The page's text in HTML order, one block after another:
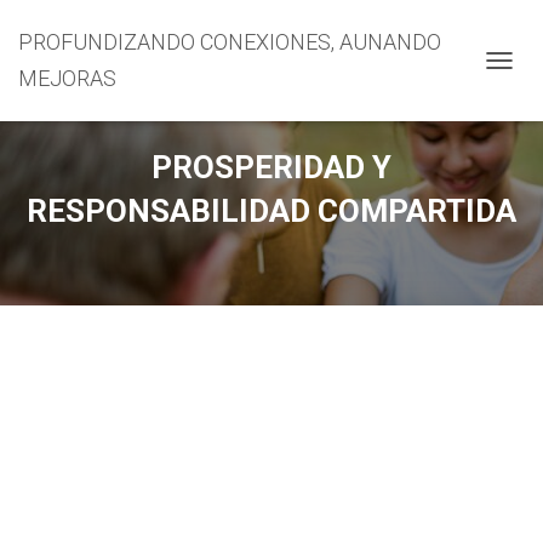
PROFUNDIZANDO CONEXIONES, AUNANDO
MEJORAS
PROSPERIDAD Y
RESPONSABILIDAD COMPARTIDA